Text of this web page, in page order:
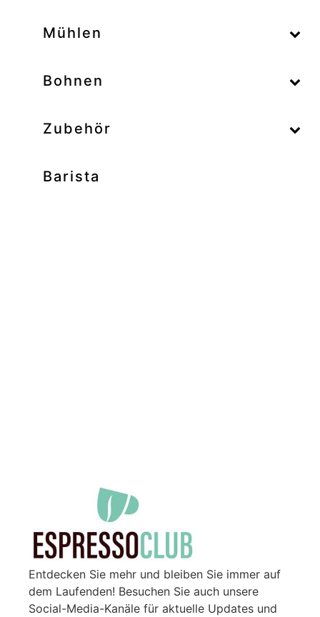
Mühlen
–
Bohnen
–
Zubehör
Barista
Entdecken Sie mehr und bleiben Sie immer auf
dem Laufenden! Besuchen Sie auch unsere
Social-Media-Kanäle für aktuelle Updates und